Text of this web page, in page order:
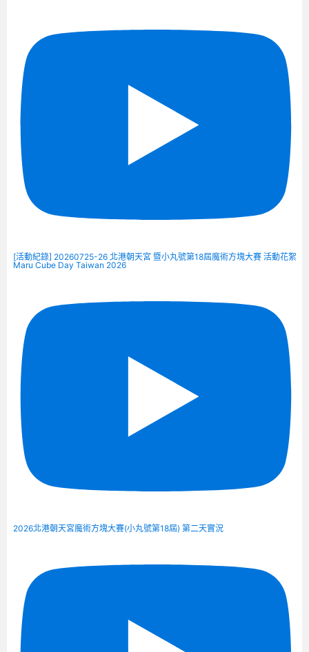
[活動紀錄] 20260725-26 北港朝天宮 暨小丸號第18屆魔術方塊大賽 活動花絮
Maru Cube Day Taiwan 2026
2026北港朝天宮魔術方塊大賽(小丸號第18屆) 第二天實況